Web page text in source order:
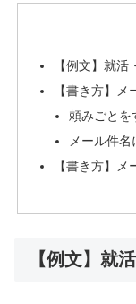
【例文】就
【書き方】メ
頼みごとを
メール件
【書き方】
【例文】就